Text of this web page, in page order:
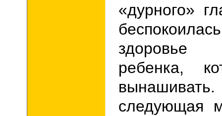
«дурного»
ребенка,
следующая